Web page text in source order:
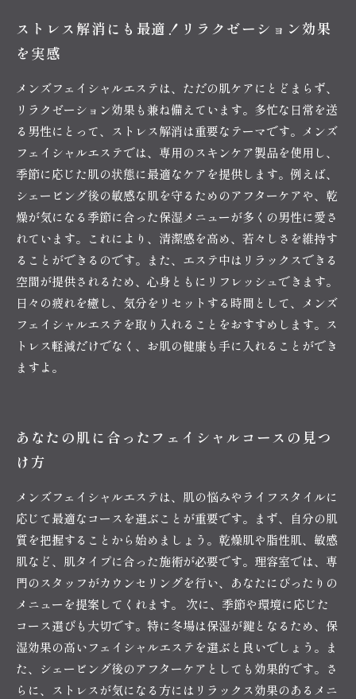
ストレス解消にも最適！リラクゼーション効果
を実感
メンズフェイシャルエステは、ただの肌ケアにとどまらず、
リラクゼーション効果も兼ね備えています。多忙な日常を送
る男性にとって、ストレス解消は重要なテーマです。メンズ
フェイシャルエステでは、専用のスキンケア製品を使用し、
季節に応じた肌の状態に最適なケアを提供します。例えば、
シェービング後の敏感な肌を守るためのアフターケアや、乾
燥が気になる季節に合った保湿メニューが多くの男性に愛さ
れています。これにより、清潔感を高め、若々しさを維持す
ることができるのです。また、エステ中はリラックスできる
空間が提供されるため、心身ともにリフレッシュできます。
日々の疲れを癒し、気分をリセットする時間として、メンズ
フェイシャルエステを取り入れることをおすすめします。ス
トレス軽減だけでなく、お肌の健康も手に入れることができ
ますよ。
あなたの肌に合ったフェイシャルコースの見つ
け方
メンズフェイシャルエステは、肌の悩みやライフスタイルに
応じて最適なコースを選ぶことが重要です。まず、自分の肌
質を把握することから始めましょう。乾燥肌や脂性肌、敏感
肌など、肌タイプに合った施術が必要です。理容室では、専
門のスタッフがカウンセリングを行い、あなたにぴったりの
メニューを提案してくれます。 次に、季節や環境に応じた
コース選びも大切です。特に冬場は保湿が鍵となるため、保
湿効果の高いフェイシャルエステを選ぶと良いでしょう。ま
た、シェービング後のアフターケアとしても効果的です。さ
らに、ストレスが気になる方にはリラックス効果のあるメニ